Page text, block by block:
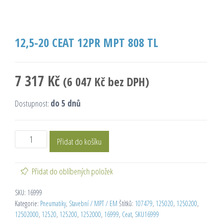
12,5-20 CEAT 12PR MPT 808 TL
7 317 Kč (6 047 Kč bez DPH)
Dostupnost: do 5 dnů
Přidat do košíku
Přidat do oblíbených položek
SKU: 16999
Kategorie: Pneumatiky, Stavební / MPT / EM Štítků: 107479, 125020, 1250200,
12502000, 12520, 125200, 1252000, 16999, Ceat, SKU16999